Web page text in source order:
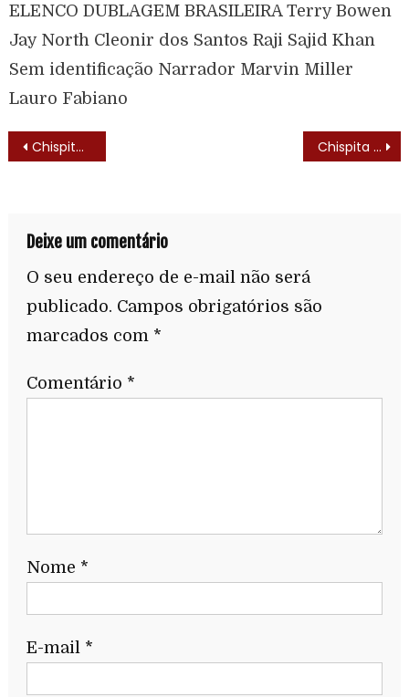
ELENCO DUBLAGEM BRASILEIRA Terry Bowen
Jay North Cleonir dos Santos Raji Sajid Khan
Sem identificação Narrador Marvin Miller
Lauro Fabiano
Chispita (Chispita – 1983) Chispita (Chispita – 1983) – Letra do Tema de Abertura
Deixe um comentário
O seu endereço de e-mail não será
publicado. Campos obrigatórios são
marcados com *
Comentário *
Nome *
E-mail *